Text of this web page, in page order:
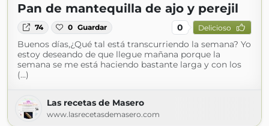
Pan de mantequilla de ajo y perejil
74 0 Guardar 0 Delicioso
Buenos días,¿Qué tal está transcurriendo la semana? Yo
estoy deseando de que llegue mañana porque la
semana se me está haciendo bastante larga y con los
(...)
Las recetas de Masero
www.lasrecetasdemasero.com